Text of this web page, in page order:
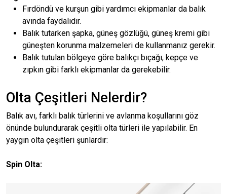
Fırdöndü ve kurşun gibi yardımcı ekipmanlar da balık
avında faydalıdır.
Balık tutarken şapka, güneş gözlüğü, güneş kremi gibi
güneşten korunma malzemeleri de kullanmanız gerekir.
Balık tutulan bölgeye göre balıkçı bıçağı, kepçe ve
zıpkın gibi farklı ekipmanlar da gerekebilir.
Olta Çeşitleri Nelerdir?
Balık avı, farklı balık türlerini ve avlanma koşullarını göz
önünde bulundurarak çeşitli olta türleri ile yapılabilir. En
yaygın olta çeşitleri şunlardır:
Spin Olta: